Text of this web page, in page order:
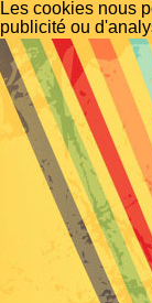
Les cookies nous
publicité ou